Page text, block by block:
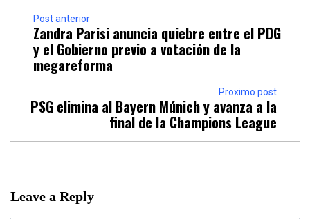
Post anterior
Zandra Parisi anuncia quiebre entre el PDG
y el Gobierno previo a votación de la
megareforma
Proximo post
PSG elimina al Bayern Múnich y avanza a la
final de la Champions League
Leave a Reply